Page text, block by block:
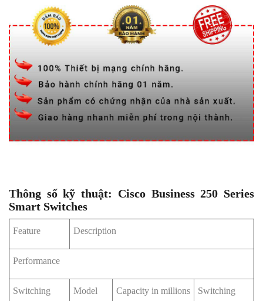
Thông số kỹ thuật: Cisco Business 250 Series
Smart Switches
Feature Description
Performance
Switching
Model
Capacity in millions
Switching